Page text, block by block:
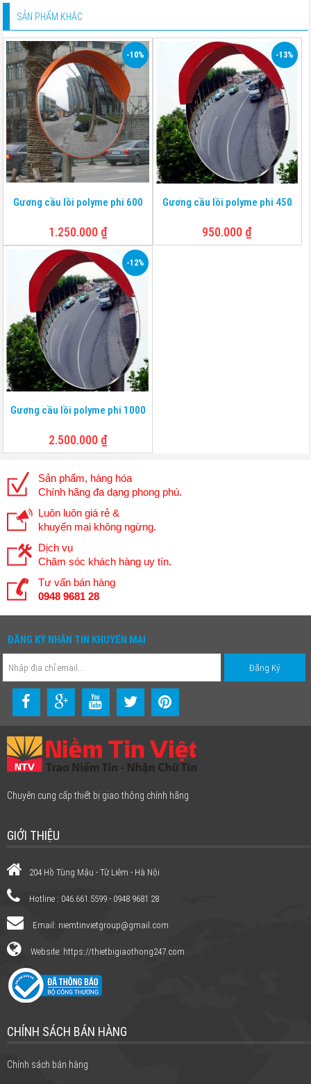
SẢN PHẨM KHÁC
-10%
Gương cầu lồi polyme phi 600
1.250.000₫
-13%
Gương cầu lồi polyme phi 450
950.000 ₫
-12%
Gương cầu lồi polyme phi 1000
2.500.000₫
Sản phẩm, hàng hóa
Chính hãng đa dạng phong phú.
Luôn luôn giá rẻ &
khuyến mại không ngừng.
Dịch vụ
Chăm sóc khách hàng uy tín.
Tư vấn bán hàng
0948 9681 28
ĐĂNG KÝ NHẬN TIN KHUYẾN MẠI
Chuyên cung cấp thiết bị giao thông chính hãng
GIỚI THIỆU
204 Hồ Tùng Mậu - Từ Liêm - Hà Nội
Hotline : 046.661.5599 - 0948 9681 28
Email: niemtinvietgroup@gmail.com
Website: https://thietbigiaothong247.com
CHÍNH SÁCH BÁN HÀNG
Chính sách bán hàng